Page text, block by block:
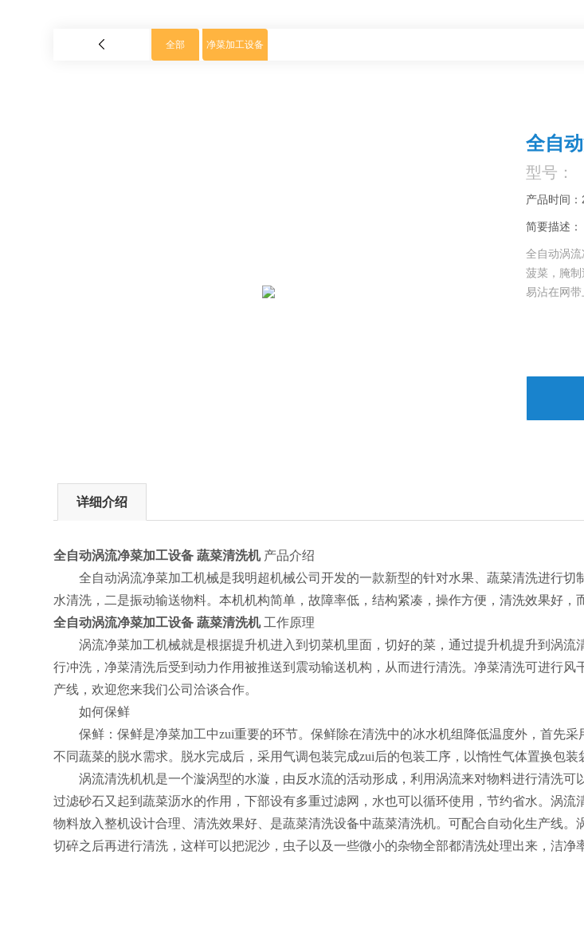
全部 净菜加工设备
全自
型号：
产品时间
简要描述：
全自动涡
菠菜，腌
易沾在网带
详细介绍
全自动涡流净菜加工设备 蔬菜清洗机 产品介绍
全自动涡流净菜加工机械是我明超机械公司开发的一款新型的针对水果、蔬菜清洗进行切
水清洗，二是振动输送物料。本机机构简单，故障率低，结构紧凑，操作方便，清洗效果好，
全自动涡流净菜加工设备 蔬菜清洗机 工作原理
涡流净菜加工机械就是根据提升机进入到切菜机里面，切好的菜，通过提升机提升到涡流
行冲洗，净菜清洗后受到动力作用被推送到震动输送机构，从而进行清洗。净菜清洗可进行
产线，欢迎您来我们公司洽谈合作。
如何保鲜
保鲜：保鲜是净菜加工中zui重要的环节。保鲜除在清洗中的冰水机组降低温度外，首先
不同蔬菜的脱水需求。脱水完成后，采用气调包装完成zui后的包装工序，以惰性气体置换包
涡流清洗机机是一个漩涡型的水漩，由反水流的活动形成，利用涡流来对物料进行清洗可
过滤砂石又起到蔬菜沥水的作用，下部设有多重过滤网，水也可以循环使用，节约省水。涡
物料放入整机设计合理、清洗效果好、是蔬菜清洗设备中蔬菜清洗机。可配合自动化生产线
切碎之后再进行清洗，这样可以把泥沙，虫子以及一些微小的杂物全部都清洗处理出来，洁净